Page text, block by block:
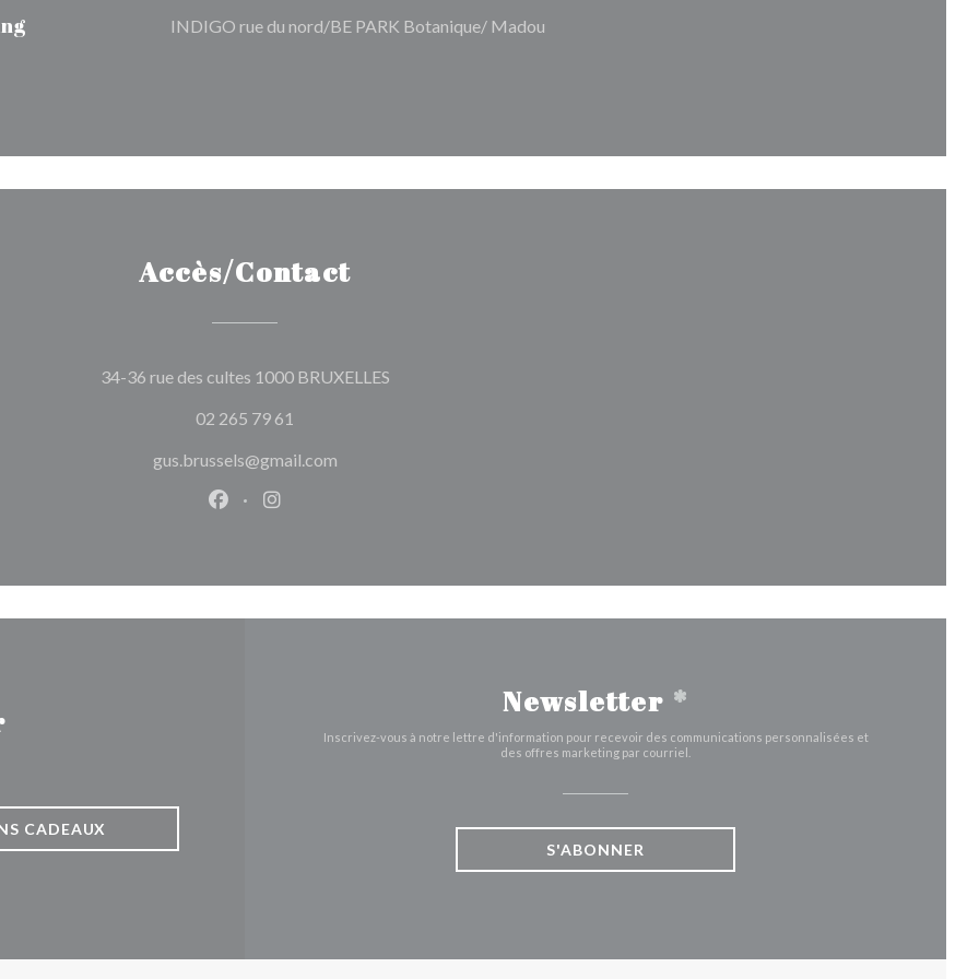
INDIGO rue du nord/BE PARK Botanique/ Madou
Accès/Contact
34-36 rue des cultes 1000 BRUXELLES((ouvre une nouvelle fenêtre))
02 265 79 61
gus.brussels@gmail.com
Facebook ((ouvre une nouvelle fenêtre))
Instagram ((ouvre une nouvelle fenêtre))
CADEAUX
Newsletter *
Inscrivez-vous à notre lettre d'information pour recevoir des communications personnalisées et
des offres marketing par courriel.
S'ABONNER